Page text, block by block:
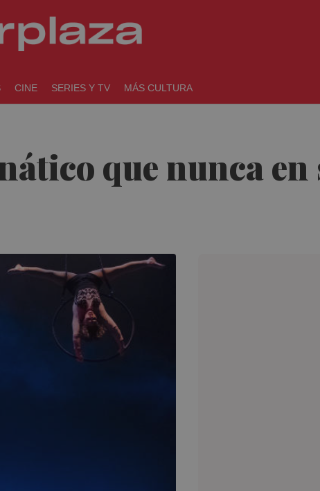
CINE SERIES Y TV MÁS CULTURA
que nunca en